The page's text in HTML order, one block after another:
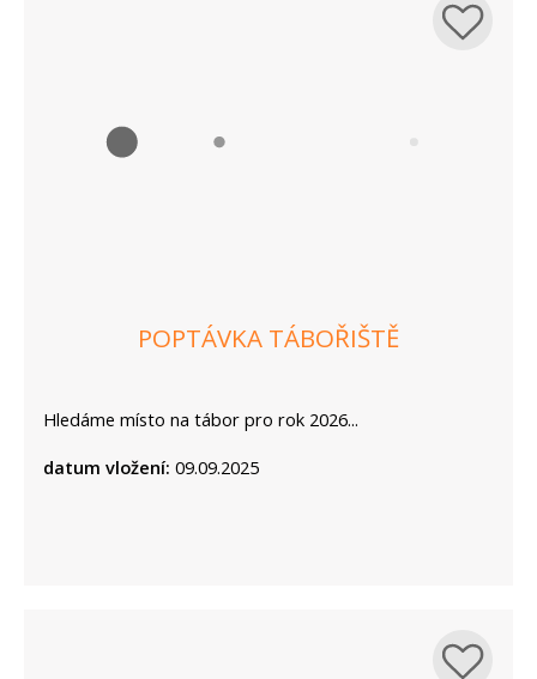
POPTÁVKA TÁBOŘIŠTĚ
Hledáme místo na tábor pro rok 2026...
datum vložení: 09.09.2025